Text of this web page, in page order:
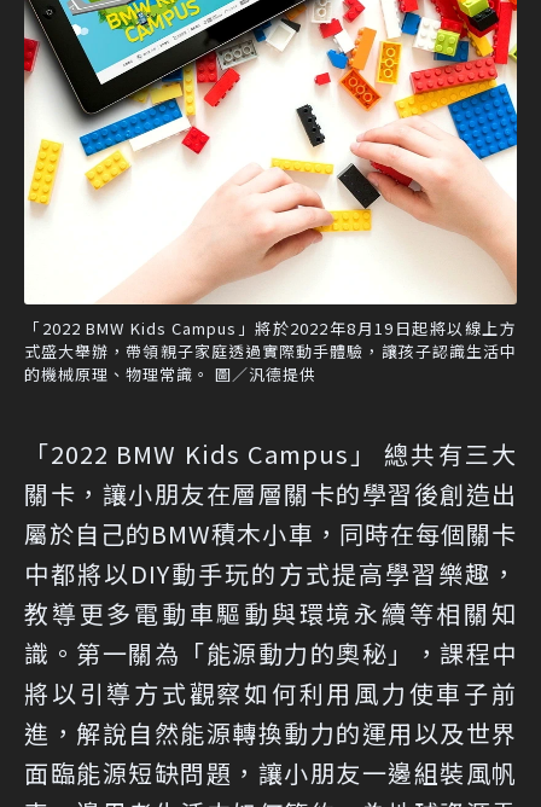
「2022 BMW Kids Campus」將於2022年8月19日起將以線上方
式盛大舉辦，帶領親子家庭透過實際動手體驗，讓孩子認識生活中
的機械原理、物理常識。 圖／汎德提供
「2022 BMW Kids Campus」 總共有三大
關卡，讓小朋友在層層關卡的學習後創造出
屬於自己的BMW積木小車，同時在每個關卡
中都將以DIY動手玩的方式提高學習樂趣，
教導更多電動車驅動與環境永續等相關知
識。第一關為「能源動力的奧秘」，課程中
將以引導方式觀察如何利用風力使車子前
進，解說自然能源轉換動力的運用以及世界
面臨能源短缺問題，讓小朋友一邊組裝風帆